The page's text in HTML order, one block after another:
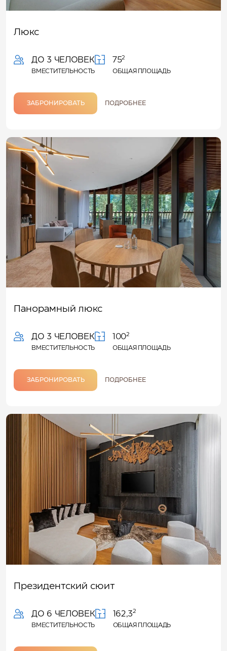
Люкс
ДО 3 ЧЕЛОВЕК
ВМЕСТИТЕЛЬНОСТЬ
752
ОБЩАЯ ПЛОЩАДЬ
ЗАБРОНИРОВАТЬ ПОДРОБНЕЕ
Панорамный люкс
ДО 3 ЧЕЛОВЕК
ВМЕСТИТЕЛЬНОСТЬ
1002
ОБЩАЯ ПЛОЩАДЬ
ЗАБРОНИРОВАТЬ ПОДРОБНЕЕ
Президентский сюит
ДО 6 ЧЕЛОВЕК
ВМЕСТИТЕЛЬНОСТЬ
162,32
ОБЩАЯ ПЛОЩАДЬ